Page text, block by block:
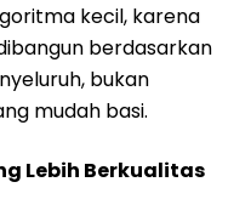
kecil, karena
berdasarkan
bukan
mudah basi.
Lebih Berkualitas